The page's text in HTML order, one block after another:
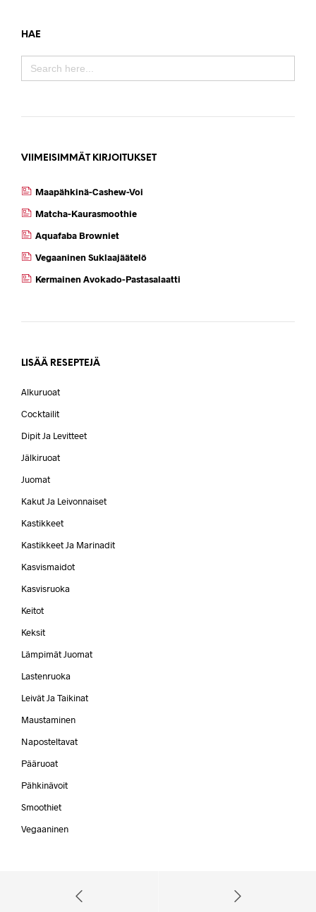
HAE
SEARCH
FOR:
VIIMEISIMMÄT KIRJOITUKSET
Maapähkinä-Cashew-Voi
Matcha-Kaurasmoothie
Aquafaba Browniet
Vegaaninen Suklaajäätelö
Kermainen Avokado-Pastasalaatti
LISÄÄ RESEPTEJÄ
Alkuruoat
Cocktailit
Dipit Ja Levitteet
Jälkiruoat
Juomat
Kakut Ja Leivonnaiset
Kastikkeet
Kastikkeet Ja Marinadit
Kasvismaidot
Kasvisruoka
Keitot
Keksit
Lämpimät Juomat
Lastenruoka
Leivät Ja Taikinat
Maustaminen
Naposteltavat
Pääruoat
Pähkinävoit
Smoothiet
Vegaaninen